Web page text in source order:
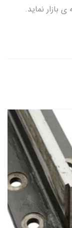
ی بازار نماید.